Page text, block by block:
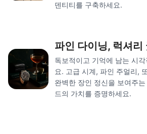
덴티티를 구축하세요.
파인 다이닝, 럭셔리
독보적이고 기억에 남는 시
요. 고급 시계, 파인 주얼리,
완벽한 장인 정신을 보여주
드의 가치를 증명하세요.